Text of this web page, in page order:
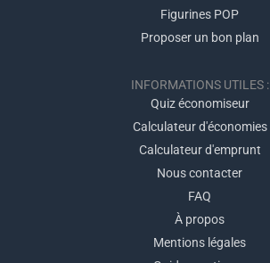
Figurines POP
Proposer un bon plan
INFORMATIONS UTILES :
Quiz économiseur
Calculateur d'économies
Calculateur d'emprunt
Nous contacter
FAQ
À propos
Mentions légales